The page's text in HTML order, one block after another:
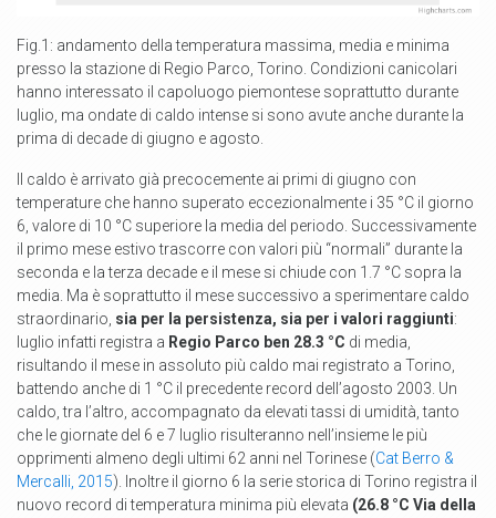
Fig.1: andamento della temperatura massima, media e minima
presso la stazione di Regio Parco, Torino. Condizioni canicolari
hanno interessato il capoluogo piemontese soprattutto durante
luglio, ma ondate di caldo intense si sono avute anche durante la
prima di decade di giugno e agosto.
Il caldo è arrivato già precocemente ai primi di giugno con
temperature che hanno superato eccezionalmente i 35 °C il giorno
6, valore di 10 °C superiore la media del periodo. Successivamente
il primo mese estivo trascorre con valori più “normali” durante la
seconda e la terza decade e il mese si chiude con 1.7 °C sopra la
media. Ma è soprattutto il mese successivo a sperimentare caldo
straordinario, sia per la persistenza, sia per i valori raggiunti:
luglio infatti registra a Regio Parco ben 28.3 °C di media,
risultando il mese in assoluto più caldo mai registrato a Torino,
battendo anche di 1 °C il precedente record dell’agosto 2003. Un
caldo, tra l’altro, accompagnato da elevati tassi di umidità, tanto
che le giornate del 6 e 7 luglio risulteranno nell’insieme le più
opprimenti almeno degli ultimi 62 anni nel Torinese (Cat Berro &
Mercalli, 2015). Inoltre il giorno 6 la serie storica di Torino registra il
nuovo record di temperatura minima più elevata (26.8 °C Via della